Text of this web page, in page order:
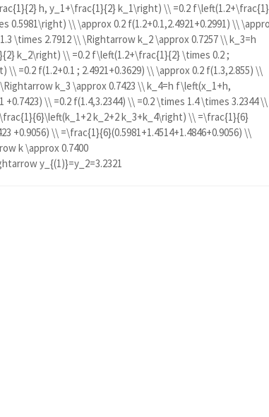
h, y_1+\frac{1}{2} k_1\right) \\ =0.2 f\left(1.2+\frac{1}
0.5981\right) \\ \approx 0.2 f(1.2+0.1,2.4921+0.2991) \\
\times 2.7912 \\ \Rightarrow k_2 \approx 0.7257 \\ k_3=h
k_2\right) \\ =0.2 f\left(1.2+\frac{1}{2} \times 0.2 ;
=0.2 f(1.2+0.1 ; 2.4921+0.3629) \\ \approx 0.2 f(1.3,2.855) \\
k_3 \approx 0.7423 \\ k_4=h f\left(x_1+h,
\\ =0.2 f(1.4,3.2344) \\ =0.2 \times 1.4 \times 3.2344 \\
k_2+2 k_3+k_4\right) \\ =\frac{1}{6}
+0.9056) \\ =\frac{1}{6}(0.5981+1.4514+1.4846+0.9056) \\
k \approx 0.7400
y_{(1)}=y_2=3.2321